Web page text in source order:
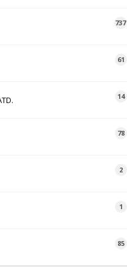
737
61
14
78
2
1
85